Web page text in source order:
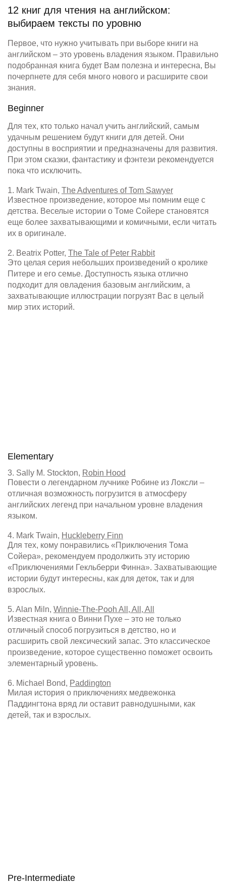
12 книг для чтения на английском:
выбираем тексты по уровню
Первое, что нужно учитывать при выборе книги на
английском – это уровень владения языком. Правильно
подобранная книга будет Вам полезна и интересна, Вы
почерпнете для себя много нового и расширите свои
знания.
Beginner
Для тех, кто только начал учить английский, самым
удачным решением будут книги для детей. Они
доступны в восприятии и предназначены для развития.
При этом сказки, фантастику и фэнтези рекомендуется
пока что исключить.
1. Mark Twain, The Adventures of Tom Sawyer
Известное произведение, которое мы помним еще с
детства. Веселые истории о Томе Сойере становятся
еще более захватывающими и комичными, если читать
их в оригинале.
2. Beatrix Potter, The Tale of Peter Rabbit
Это целая серия небольших произведений о кролике
Питере и его семье. Доступность языка отлично
подходит для овладения базовым английским, а
захватывающие иллюстрации погрузят Вас в целый
мир этих историй.
Elementary
3. Sally M. Stockton, Robin Hood
Повести о легендарном лучнике Робине из Локсли –
отличная возможность погрузится в атмосферу
английских легенд при начальном уровне владения
языком.
4. Mark Twain, Huckleberry Finn
Для тех, кому понравились «Приключения Тома
Сойера», рекомендуем продолжить эту историю
«Приключениями Гекльберри Финна». Захватывающие
истории будут интересны, как для деток, так и для
взрослых.
5. Alan Miln, Winnie-The-Pooh All, All, All
Известная книга о Винни Пухе – это не только
отличный способ погрузиться в детство, но и
расширить свой лексический запас. Это классическое
произведение, которое существенно поможет освоить
элементарный уровень.
6. Michael Bond, Paddington
Милая история о приключениях медвежонка
Паддингтона вряд ли оставит равнодушными, как
детей, так и взрослых.
Pre-Intermediate